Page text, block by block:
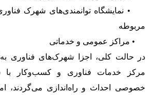
• نمایشگاه توانمندی‌های شهرک
مربوطه
• مراکز عمومی و خدماتی
در حالت کلی، اجزا شهرک‌های فناوری
مرکز خدمات فناوری و کسب‌وکار با
خصوصی احداث و راه‌اندازی می‌گردند،